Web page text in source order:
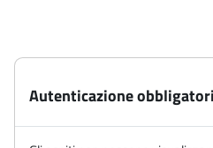
Autenticazione